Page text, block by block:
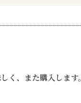
く、また購入します。